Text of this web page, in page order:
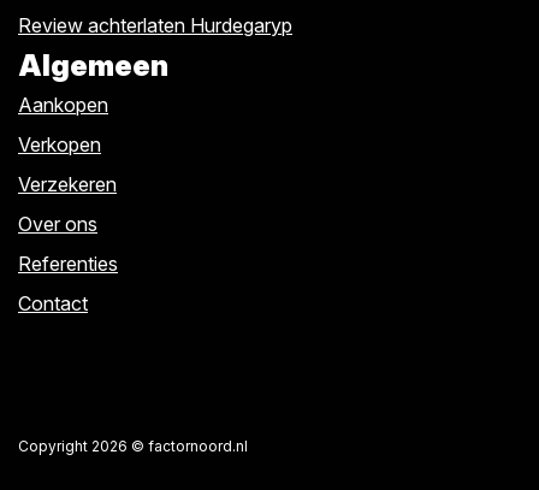
Review achterlaten Hurdegaryp
Algemeen
Aankopen
Verkopen
Verzekeren
Over ons
Referenties
Contact
Copyright 2026 © factornoord.nl